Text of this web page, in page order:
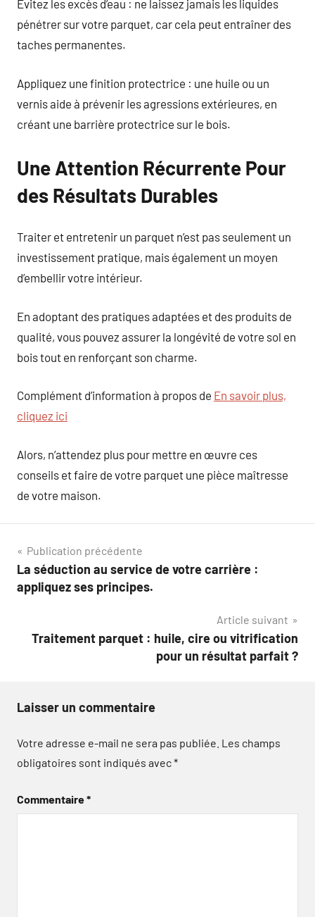
Évitez les excès d’eau : ne laissez jamais les liquides
pénétrer sur votre parquet, car cela peut entraîner des
taches permanentes.
Appliquez une finition protectrice : une huile ou un
vernis aide à prévenir les agressions extérieures, en
créant une barrière protectrice sur le bois.
Une Attention Récurrente Pour
des Résultats Durables
Traiter et entretenir un parquet n’est pas seulement un
investissement pratique, mais également un moyen
d’embellir votre intérieur.
En adoptant des pratiques adaptées et des produits de
qualité, vous pouvez assurer la longévité de votre sol en
bois tout en renforçant son charme.
Complément d’information à propos de En savoir plus,
cliquez ici
Alors, n’attendez plus pour mettre en œuvre ces
conseils et faire de votre parquet une pièce maîtresse
de votre maison.
Navigation
de
Publication précédente
La séduction au service de votre carrière :
appliquez ses principes.
Article suivant
Traitement parquet : huile, cire ou vitrification
pour un résultat parfait ?
Laisser un commentaire
Votre adresse e-mail ne sera pas publiée. Les champs
obligatoires sont indiqués avec*
Commentaire*